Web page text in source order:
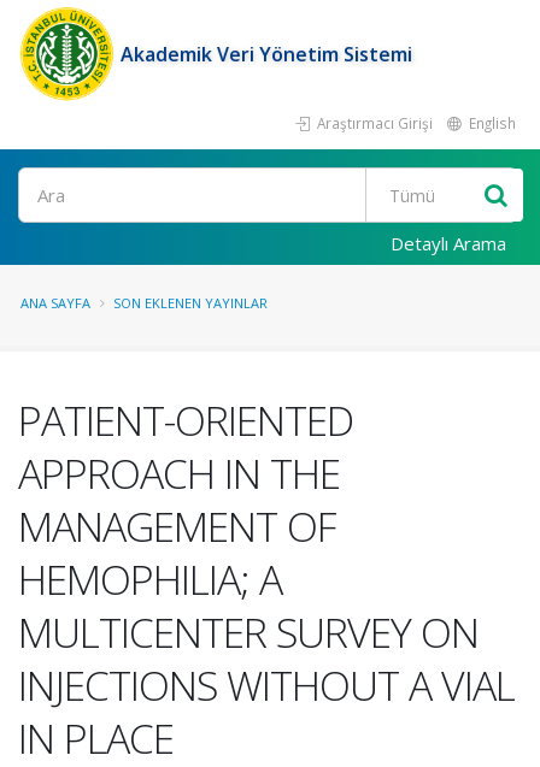
Akademik Veri Yönetim Sistemi
Araştırmacı Girişi English
Ara
Detaylı Arama
ANA SAYFA SON EKLENEN YAYINLAR
PATIENT-ORIENTED
APPROACH IN THE
MANAGEMENT OF
HEMOPHILIA; A
MULTICENTER SURVEY ON
INJECTIONS WITHOUT A VIAL
IN PLACE